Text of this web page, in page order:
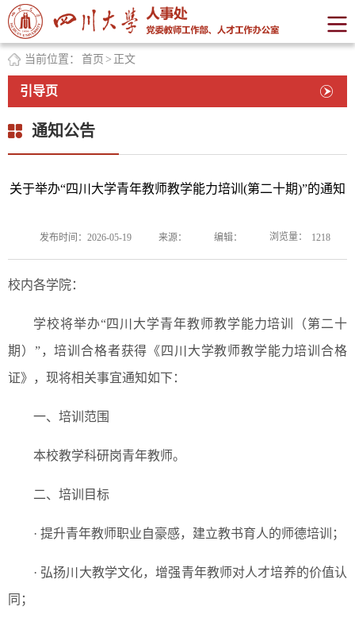
当前位置： 首页 > 正文
引导页
通知公告
关于举办“四川大学青年教师教学能力培训(第二十期)”的通知
发布时间：2026-05-19 来源： 编辑： 浏览量： 1218
校内各学院：
学校将举办“四川大学青年教师教学能力培训（第二十
期）”，培训合格者获得《四川大学教师教学能力培训合格
证》，现将相关事宜通知如下：
一、培训范围
本校教学科研岗青年教师。
二、培训目标
· 提升青年教师职业自豪感，建立教书育人的师德培训；
· 弘扬川大教学文化，增强青年教师对人才培养的价值认
同；